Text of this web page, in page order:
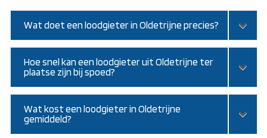
Wat doet een loodgieter in Oldetrijne precies?
Hoe snel kan een loodgieter uit Oldetrijne ter
plaatse zijn bij spoed?
Wat kost een loodgieter in Oldetrijne
gemiddeld?